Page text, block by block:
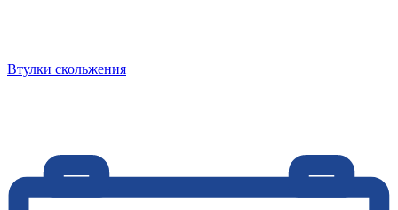
Втулки скольжения